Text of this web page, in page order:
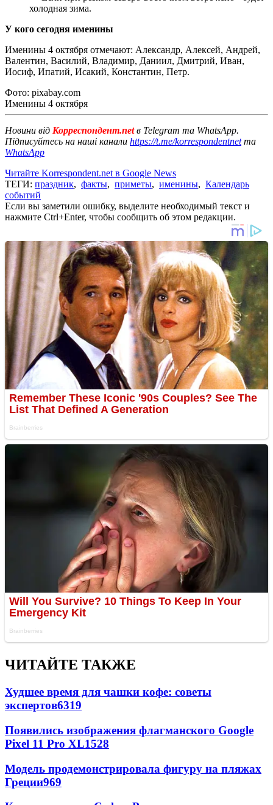
холодная зима.
У кого сегодня именины
Именины 4 октября отмечают: Александр, Алексей, Андрей,
Валентин, Василий, Владимир, Даниил, Дмитрий, Иван,
Иосиф, Ипатий, Исакий, Константин, Петр.
Фото: pixabay.com
Именины 4 октября
Новини від Корреспондент.netв Telegram та WhatsApp.
Підписуйтесь на наші канали https://t.me/korrespondentnetта
WhatsApp
Читайте Korrespondent.net в Google News
ТЕГИ: праздник, факты, приметы, именины, Календарь
событий
Если вы заметили ошибку, выделите необходимый текст и
нажмите Ctrl+Enter, чтобы сообщить об этом редакции.
ЧИТАЙТЕ ТАКЖЕ
Худшее время для чашки кофе: советы
экспертов6319
Появились изображения флагманского Google
Pixel 11 Pro XL1528
Модель продемонстрировала фигуру на пляжах
Греции969